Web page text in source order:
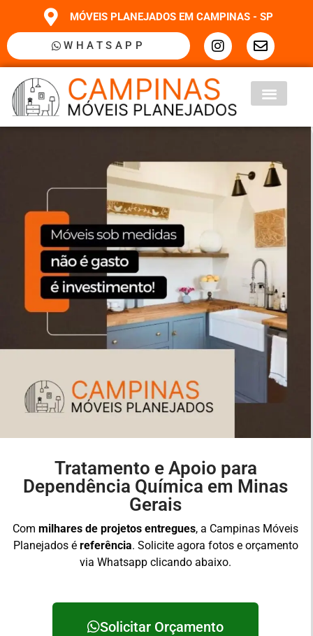
MÓVEIS PLANEJADOS EM CAMPINAS - SP
WHATSAPP
Tratamento e Apoio para
Dependência Química em Minas
Gerais
Com milhares de projetos entregues, a Campinas Móveis
Planejados é referência. Solicite agora fotos e orçamento
via Whatsapp clicando abaixo.
Solicitar Orçamento